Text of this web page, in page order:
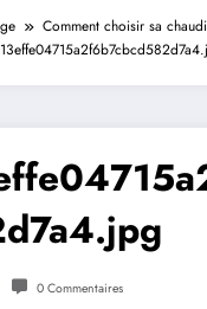
Comment choisir sa
0 Commentaires